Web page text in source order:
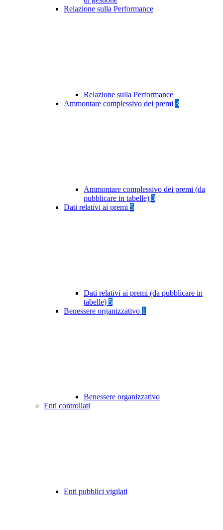
Relazione sulla Performance
Relazione sulla Performance
Ammontare complessivo dei premi 3
Ammontare complessivo dei premi (da
pubblicare in tabelle) 3
Dati relativi ai premi 5
Dati relativi ai premi (da pubblicare in
tabelle) 5
Benessere organizzativo 1
Benessere organizzativo
Enti controllati
Enti pubblici vigilati